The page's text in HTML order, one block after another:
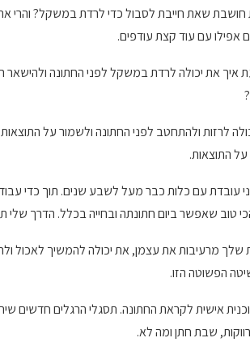
שאת חייבת לסבול כדי לרדת במשקל? והרי
עם עוד קצת עודפים.
איך את יכולה לרדת במשקל לפני החתונה ולהישאר
לרזות ולהתחטב לפני החתונה ולשמור על
התוצאות.
עובדת עם כלות כבר מעל לשבע שנים. תוך כדי
טוב שאפשר ביום חתונתה ובחייה בכלל. הדרך
שלך מרעיבות את עצמן, את יכולה להמשיך לאכול
הפשוטה הזו.
אישית לקראת החתונה. תסגלי הרגלים חדשים
שבת חתן ומה לא.